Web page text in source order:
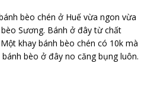
bèo chén ở Huế vừa ngon vừa
Sương. Bánh ở đây từ chất
khay bánh bèo chén có 10k mà
bèo ở đây no căng bụng luôn.